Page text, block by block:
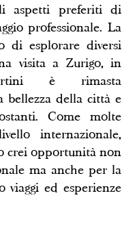
aspetti preferiti di
professionale. La
di esplorare diversi
visita a Zurigo, in
è rimasta
bellezza della città e
Come molte
internazionale,
crei opportunità non
ma anche per la
viaggi ed esperienze